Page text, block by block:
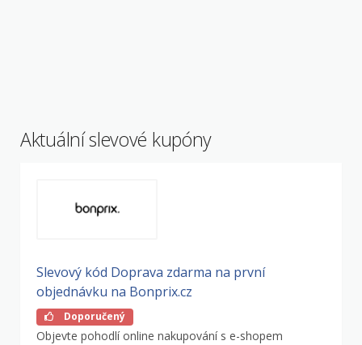
Aktuální slevové kupóny
Slevový kód Doprava zdarma na první
objednávku na Bonprix.cz
Doporučený
Objevte pohodlí online nakupování s e-shopem